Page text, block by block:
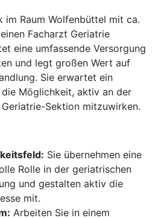
im Raum Wolfenbüttel mit ca.
Facharzt Geriatrie
eine umfassende Versorgung
und legt großen Wert auf
Sie erwartet ein
Möglichkeit, aktiv an der
Sektion mitzuwirken.
Sie übernehmen eine
Rolle in der geriatrischen
und gestalten aktiv die
mit.
Arbeiten Sie in einem